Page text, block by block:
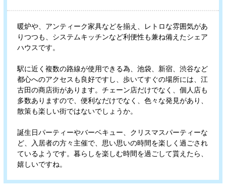
暖炉や、アンティーク家具などを揃え、レトロな雰囲気があ
りつつも、システムキッチンなど利便性も兼ね備えたシェア
ハウスです。
駅に近く複数の路線が使用できる為、池袋、新宿、渋谷など
都心へのアクセスも良好ですし、歩いてすぐの場所には、江
古田の商店街があります。チェーン店だけでなく、個人店も
多数ありますので、便利なだけでなく、色々な発見があり、
散策も楽しい街ではないでしょうか。
誕生日パーティーやバーベキュー、クリスマスパーティーな
ど、入居者の方々主催で、思い思いの時間を楽しく過ごされ
ているようです。暮らしを楽しむ時間を過ごして貰えたら、
嬉しいですね。